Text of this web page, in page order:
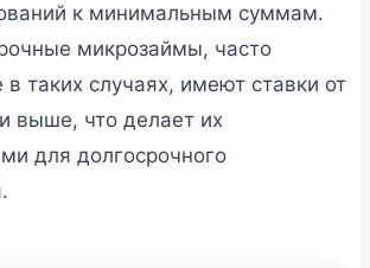
к минимальным суммам.
микрозаймы, часто
в таких случаях, имеют ставки от
выше, что делает их
для долгосрочного